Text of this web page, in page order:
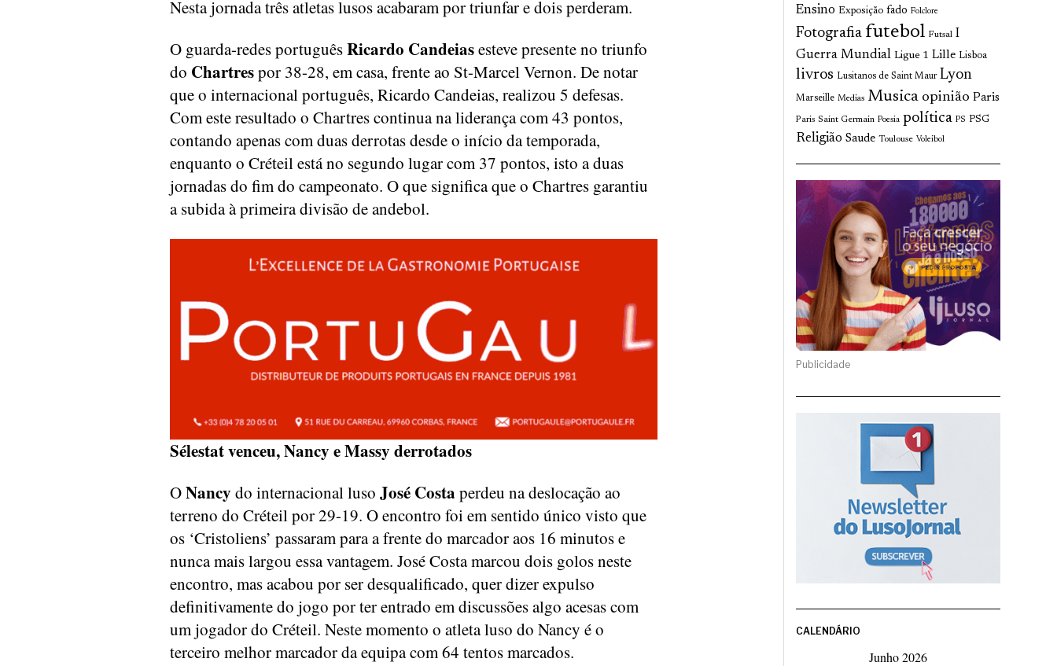
Nesta jornada três atletas lusos acabaram por triunfar e dois perderam.
O guarda-redes portuguêsRicardo Candeiasesteve presente no triunfo
do Chartrespor 38-28, em casa, frente ao St-Marcel Vernon. De notar
que o internacional português, Ricardo Candeias, realizou 5 defesas.
Com este resultado o Chartres continua na liderança com 43 pontos,
contando apenas com duas derrotas desde o início da temporada,
enquanto o Créteil está no segundo lugar com 37 pontos, isto a duas
jornadas do fim do campeonato. O que significa que o Chartres garantiu
a subida à primeira divisão de andebol.
Sélestat venceu, Nancy e Massy derrotados
ONancy do internacional luso José Costa perdeu na deslocação ao
terreno do Créteil por 29-19. O encontro foi em sentido único visto que
os ‘Cristoliens’ passaram para a frente do marcador aos 16 minutos e
nunca mais largou essa vantagem. José Costa marcou dois golos neste
encontro, mas acabou por ser desqualificado, quer dizer expulso
definitivamente do jogo por ter entrado em discussões algo acesas com
um jogador do Créteil. Neste momento o atleta luso do Nancy é o
terceiro melhor marcador da equipa com 64 tentos marcados.
Ensino Exposição fado Folclore
Fotografia futebol Futsal I
Guerra Mundial Ligue 1 Lille Lisboa
livros Lusitanos de Saint Maur Lyon
Marseille Medias Musica opinião Paris
Paris Saint Germain Poesia política PS PSG
Religião Saude Toulouse Voleibol
Publicidade
CALENDÁRIO
Junho 2026